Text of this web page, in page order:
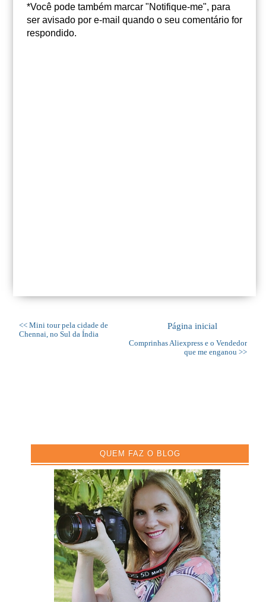
*Você pode também marcar "Notifique-me", para
ser avisado por e-mail quando o seu comentário for
respondido.
<< Mini tour pela cidade de
Chennai, no Sul da Índia
Comprinhas Aliexpress e o Vendedor
que me enganou >>
Página inicial
QUEM FAZ O BLOG